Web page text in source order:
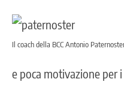
Il coach della BCC Antonio
e poca motivazione per